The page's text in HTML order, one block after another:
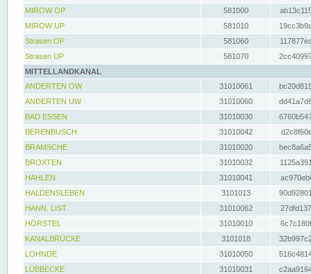
MIROW OP
581000
MIROW UP
581010
Strasen OP
581060
Strasen UP
581070
MITTELLANDKANAL
ANDERTEN OW
31010061
ANDERTEN UW
31010060
BAD ESSEN
31010030
BERENBUSCH
31010042
BRAMSCHE
31010020
BROXTEN
31010032
HAHLEN
31010041
HALDENSLEBEN
3101013
HANN. LIST
31010062
HÖRSTEL
31010010
KANALBRÜCKE
3101018
LOHNDE
31010050
LÜBBECKE
31010031